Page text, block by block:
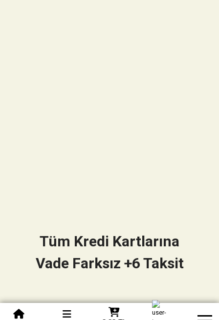
0850 305 09 70
Tüm Kredi Kartlarına
Vade Farksız +6 Taksit